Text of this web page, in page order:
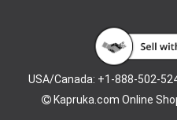
USA/Canada: +1-888-502-
Kapruka.com Online